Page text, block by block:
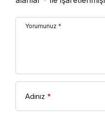
Yorumunuz *
Adınız *